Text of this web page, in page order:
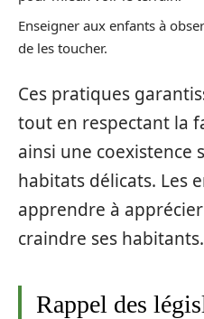
Enseigner aux enfants à
de les toucher.
Ces pratiques
tout en respectant la
ainsi une coexistence
habitats délicats. Les
apprendre à
craindre ses habitants.
Rappel des